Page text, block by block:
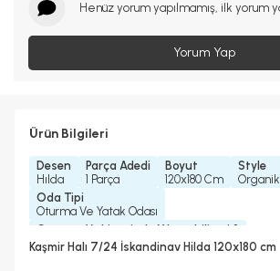
Henüz yorum yapılmamış, ilk yorum
Yorum Yap
Ürün Bilgileri
Desen
Hılda
Parça Adedi
1 Parça
Boyut
120x180 Cm
Style
Oda Tipi
Oturma Ve Yatak Odası
Çamaşır Makinesinde Yıkanabilir mi ?
Hayır
Kaşmir Halı 7/24 İskandinav Hilda 120x180 cm